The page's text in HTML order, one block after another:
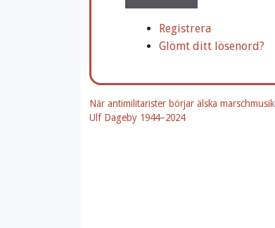
e
v
Registrera
Glömt ditt lösenord?
När antimilitarister börjar älska marschmusik
Ulf Dageby 1944–2024